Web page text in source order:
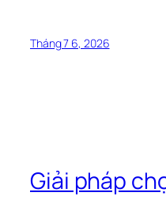
Tháng 7 6, 2026
Giải pháp